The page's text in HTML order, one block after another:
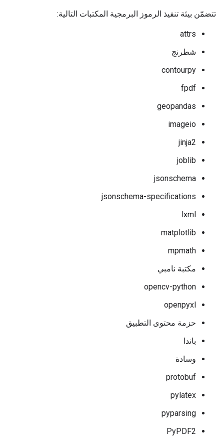
تتضمّن بيئة تنفيذ الرموز البرمجية المكتبات التالية:
attrs
شطرنج
contourpy
fpdf
geopandas
imageio
jinja2
joblib
jsonschema
jsonschema-specifications
lxml
matplotlib
mpmath
مكتبة نامبي
opencv-python
openpyxl
حزمة محتوى التطبيق
باندا
وسادة
protobuf
pylatex
pyparsing
PyPDF2